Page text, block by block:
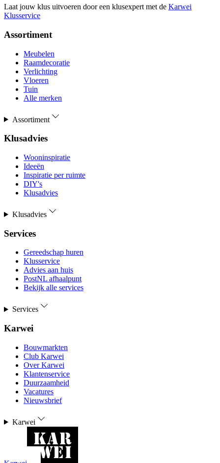
Laat jouw klus uitvoeren door een klusexpert met de Karwei
Klusservice
Assortiment
Meubelen
Raamdecoratie
Verlichting
Vloeren
Tuin
Alle merken
Assortiment
Klusadvies
Wooninspiratie
Ideeën
Inspiratie per ruimte
DIY's
Klusadvies
Klusadvies
Services
Gereedschap huren
Klusservice
Advies aan huis
PostNL afhaalpunt
Bekijk alle services
Services
Karwei
Bouwmarkten
Club Karwei
Over Karwei
Klantenservice
Duurzaamheid
Vacatures
Nieuwsbrief
Karwei